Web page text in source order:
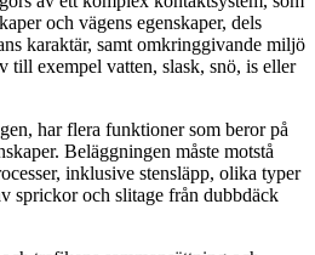
och vägens egenskaper, dels
karaktär, samt omkringgivande miljö
till exempel vatten, slask, snö, is eller
har flera funktioner som beror på
Beläggningen måste motstå
inklusive stensläpp, olika typer
sprickor och slitage från dubbdäck